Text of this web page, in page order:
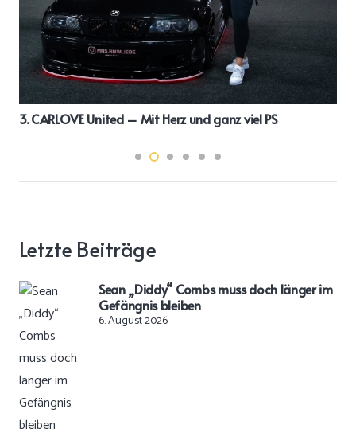
3. CARLOVE United – Mit Herz und ganz viel PS
Letzte Beiträge
Sean „Diddy“ Combs muss doch länger im
Gefängnis bleiben
6. August 2026